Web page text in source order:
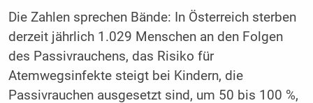
Die Zahlen sprechen Bände: In Österreich sterben
derzeit jährlich 1.029 Menschen an den Folgen
des Passivrauchens, das Risiko für
Atemwegsinfekte steigt bei Kindern, die
Passivrauchen ausgesetzt sind, um 50 bis 100 %,